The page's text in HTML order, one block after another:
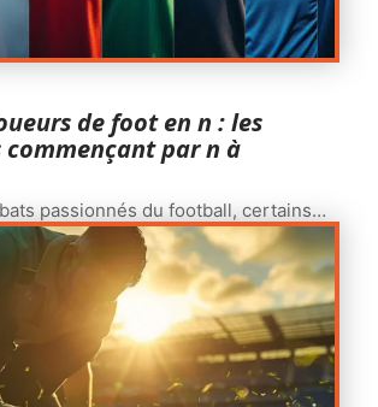
de foot en n : les
par n à
passionnés du football, certains…